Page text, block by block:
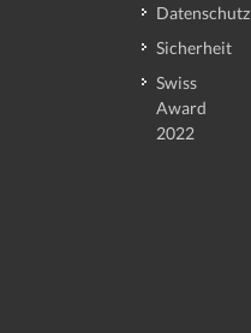
Datenschutz
Sicherheit
Swiss
Award
2022